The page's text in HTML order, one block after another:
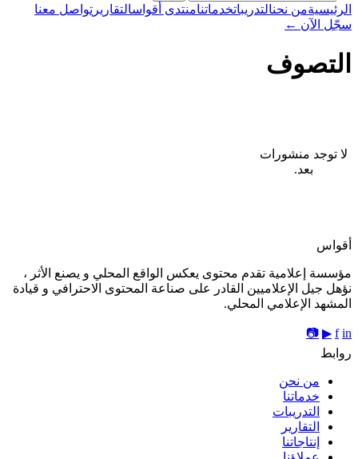
الرئيسيةمن نحنالتدريباتخدماتنامنتدى أقواسالتقارير تواصل معنا
سجّل الآن ←
التصوف
لا توجد منشورات
بعد.
أقواس
مؤسسة إعلامية تقدم محتوى يعكس الواقع المحلي و يصنع الأثر ،
نؤهل جيل الإعلاميين القادر على صناعة المحتوى الاحترافي و قيادة
المشهد الإعلامي المحلي.
f in
▶
📷
روابط
من نحن
خدماتنا
التدريبات
التقارير
إنتاجاتنا